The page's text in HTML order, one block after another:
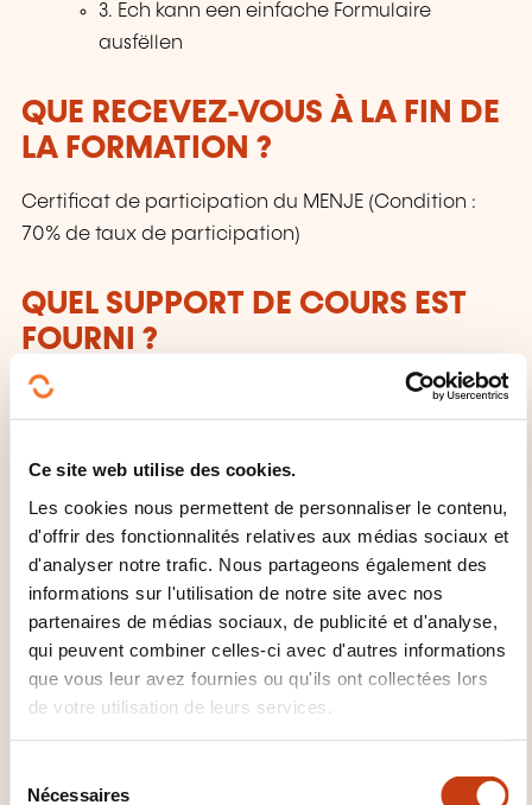
Ce site web utilise des cookies.
Les cookies nous permettent de personnaliser le contenu,
d'offrir des fonctionnalités relatives aux médias sociaux et
d'analyser notre trafic. Nous partageons également des
informations sur l'utilisation de notre site avec nos
partenaires de médias sociaux, de publicité et d'analyse,
qui peuvent combiner celles-ci avec d'autres informations
que vous leur avez fournies ou qu'ils ont collectées lors
de votre utilisation de leurs services.
Nécessaires
3. Ech kann een einfache Formulaire
ausfëllen
QUE RECEVEZ-VOUS À LA FIN DE
LA FORMATION ?
Certificat de participation du MENJE (Condition :
70% de taux de participation)
QUEL SUPPORT DE COURS EST
FOURNI ?
Livre A1 de l'INL: Schwätzt Dir Lëtzebuergesch?
MODE D'ORGANISATION
Les inscriptions s'effectuent uniquement en ligne.
CECRL - NIVEAU A1: DE QUOI
PARLE-T-ON?
Toute personne ayant atteint ce niveau:
Peut comprendre et utiliser des expressions
familières et quotidiennes ainsi que des énoncés
très simples qui visent à satisfaire des besoins